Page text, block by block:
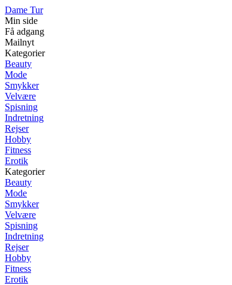
Dame Tur
Min side
Få adgang
Mailnyt
Kategorier
Beauty
Mode
Smykker
Velvære
Spisning
Indretning
Rejser
Hobby
Fitness
Erotik
Kategorier
Beauty
Mode
Smykker
Velvære
Spisning
Indretning
Rejser
Hobby
Fitness
Erotik